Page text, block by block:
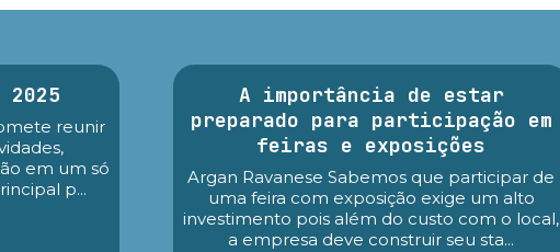
2025
reunir
em um só
p...
A importância de estar
preparado para participação em
feiras e exposições
Argan Ravanese Sabemos que participar de
uma feira com exposição exige um alto
investimento pois além do custo com o local,
a empresa deve construir seu sta...